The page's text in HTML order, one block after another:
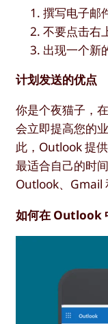
撰写电子邮
不要点击右
出现一个新
计划发送的优点
你是个夜猫子，
会立即提高您的
此，Outlook 提
最适合自己的时
Outlook、Gmail
如何在 Outlook